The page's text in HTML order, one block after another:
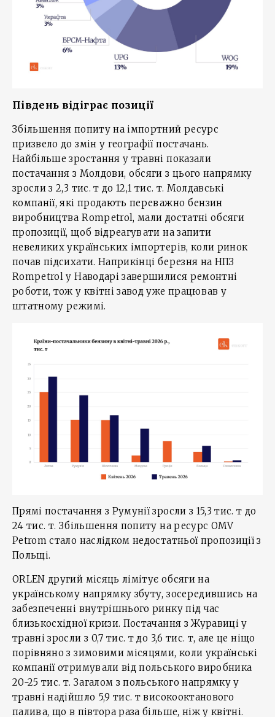
Південь відіграє позиції
Збільшення попиту на імпортний ресурс
призвело до змін у географії постачань.
Найбільше зростання у травні показали
постачання з Молдови, обсяги з цього напрямку
зросли з 2,3 тис. т до 12,1 тис. т. Молдавські
компанії, які продають переважно бензин
виробництва Rompetrol, мали достатні обсяги
пропозиції, щоб відреагувати на запити
невеликих українських імпортерів, коли ринок
почав підсихати. Наприкінці березня на НПЗ
Rompetrol у Наводарі завершилися ремонтні
роботи, тож у квітні завод уже працював у
штатному режимі.
Прямі постачання з Румунії зросли з 15,3 тис. т до
24 тис. т. Збільшення попиту на ресурс OMV
Petrom стало наслідком недостатньої пропозиції з
Польщі.
ORLEN другий місяць лімітує обсяги на
українському напрямку збуту, зосередившись на
забезпеченні внутрішнього ринку під час
близькосхідної кризи. Постачання з Журавиці у
травні зросли з 0,7 тис. т до 3,6 тис. т, але це ніщо
порівняно з зимовими місяцями, коли українські
компанії отримували від польського виробника
20-25 тис. т. Загалом з польського напрямку у
травні надійшло 5,9 тис. т високооктанового
палива, що в півтора раза більше, ніж у квітні.